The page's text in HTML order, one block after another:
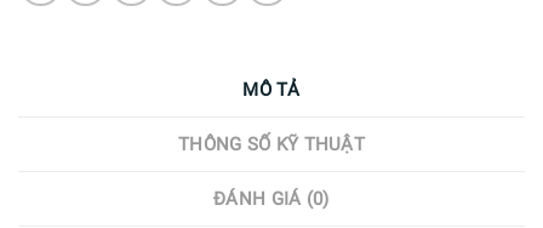
MÔ TẢ
THÔNG SỐ KỸ THUẬT
ĐÁNH GIÁ (0)